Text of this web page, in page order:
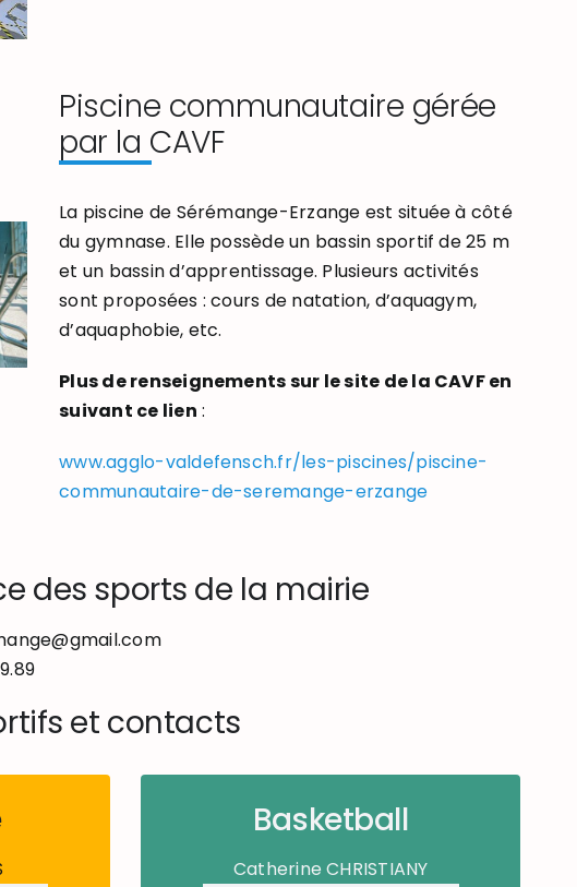
Piscine communautaire gérée
par la CAVF
La piscine de Sérémange-Erzange est située à côté
du gymnase. Elle possède un bassin sportif de 25 m
et un bassin d’apprentissage. Plusieurs activités
sont proposées : cours de natation, d’aquagym,
d’aquaphobie, etc.
Plus de renseignements sur le site de la CAVF en
suivant ce lien :
www.agglo-valdefensch.fr/les-piscines/piscine-
communautaire-de-seremange-erzange
des sports de la mairie
et contacts
Basketball
Catherine CHRISTIANY